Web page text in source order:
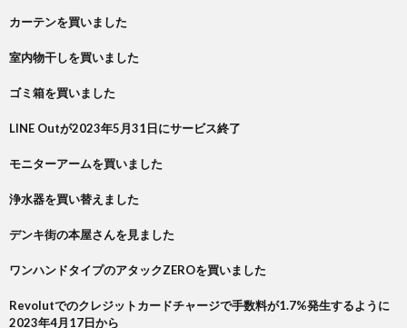
カーテンを買いました
室内物干しを買いました
ゴミ箱を買いました
LINE Outが2023年5月31日にサービス終了
モニターアームを買いました
浄水器を買い替えました
デンキ街の本屋さんを見ました
ワンハンドタイプのアタックZEROを買いました
Revolutでのクレジットカードチャージで手数料が1.7%発生するように
2023年4月17日から